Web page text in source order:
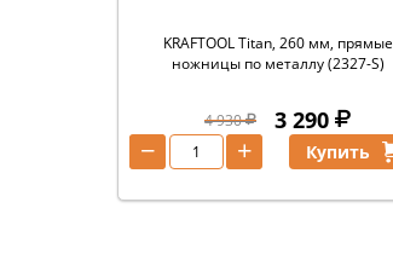
KRAFTOOL Titan, 260 мм, прямые
ножницы по металлу (2327-S)
4 930 3 290
+
− Купить